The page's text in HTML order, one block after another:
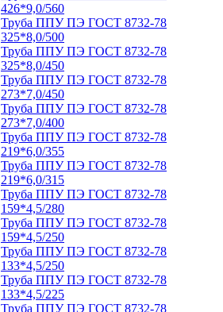
426*9,0/560
Труба ППУ ПЭ ГОСТ 8732-78
325*8,0/500
Труба ППУ ПЭ ГОСТ 8732-78
325*8,0/450
Труба ППУ ПЭ ГОСТ 8732-78
273*7,0/450
Труба ППУ ПЭ ГОСТ 8732-78
273*7,0/400
Труба ППУ ПЭ ГОСТ 8732-78
219*6,0/355
Труба ППУ ПЭ ГОСТ 8732-78
219*6,0/315
Труба ППУ ПЭ ГОСТ 8732-78
159*4,5/280
Труба ППУ ПЭ ГОСТ 8732-78
159*4,5/250
Труба ППУ ПЭ ГОСТ 8732-78
133*4,5/250
Труба ППУ ПЭ ГОСТ 8732-78
133*4,5/225
Труба ППУ ПЭ ГОСТ 8732-78